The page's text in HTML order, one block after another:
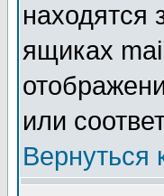
находятся
ящиках
или
Вернуться